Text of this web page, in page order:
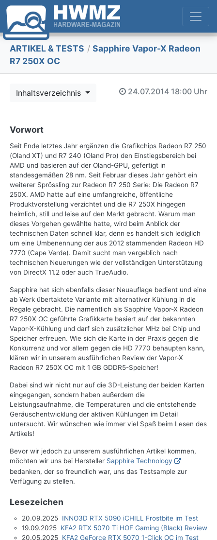
ARTIKEL & TESTS / Sapphire Vapor-X Radeon
R7 250X OC
Inhaltsverzeichnis 24.07.2014 18:00 Uhr
Vorwort
Seit Ende letztes Jahr ergänzen die Grafikchips Radeon R7 250
(Oland XT) und R7 240 (Oland Pro) den Einstiegsbereich bei
AMD und basieren auf der Oland-GPU, gefertigt in
standesgemäßen 28 nm. Seit Februar dieses Jahr gehört ein
weiterer Sprössling zur Radeon R7 250 Serie: Die Radeon R7
250X. AMD hatte auf eine umfangreiche, öffentliche
Produktvorstellung verzichtet und die R7 250X hingegen
heimlich, still und leise auf den Markt gebracht. Warum man
dieses Vorgehen gewählte hatte, wird beim Anblick der
technischen Daten schnell klar, denn es handelt sich lediglich
um eine Umbenennung der aus 2012 stammenden Radeon HD
7770 (Cape Verde). Damit sucht man vergeblich nach
technischen Neuerungen wie der vollständigen Unterstützung
von DirectX 11.2 oder auch TrueAudio.
Sapphire hat sich ebenfalls dieser Neuauflage bedient und eine
ab Werk übertaktete Variante mit alternativer Kühlung in die
Regale gebracht. Die namentlich als Sapphire Vapor-X Radeon
R7 250X OC geführte Grafikkarte basiert auf der bekannten
Vapor-X-Kühlung und darf sich zusätzlicher MHz bei Chip und
Speicher erfreuen. Wie sich die Karte in der Praxis gegen die
Konkurrenz und vor allem gegen die HD 7770 behaupten kann,
klären wir in unserem ausführlichen Review der Vapor-X
Radeon R7 250X OC mit 1 GB GDDR5-Speicher!
Dabei sind wir nicht nur auf die 3D-Leistung der beiden Karten
eingegangen, sondern haben außerdem die
Leistungsaufnahme, die Temperaturen und die entstehende
Geräuschentwicklung der aktiven Kühlungen im Detail
untersucht. Wir wünschen wie immer viel Spaß beim Lesen des
Artikels!
Bevor wir jedoch zu unserem ausführlichen Artikel kommen,
möchten wir uns bei Hersteller Sapphire Technology
bedanken, der so freundlich war, uns das Testsample zur
Verfügung zu stellen.
Lesezeichen
20.09.2025 INNO3D RTX 5090 iCHILL Frostbite im Test
19.09.2025 KFA2 RTX 5070 Ti HOF Gaming (Black) Review
20.05.2025 KFA2 GeForce RTX 5070 1-Click OC im Test